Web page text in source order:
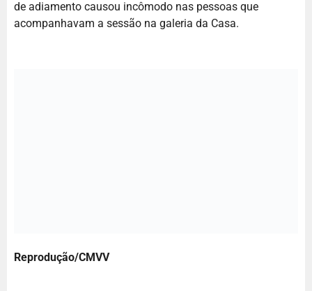
de adiamento causou incômodo nas pessoas que
acompanhavam a sessão na galeria da Casa.
Reprodução/CMVV